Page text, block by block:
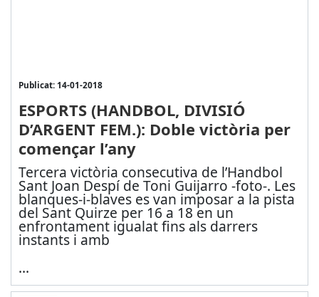
Publicat: 14-01-2018
ESPORTS (HANDBOL, DIVISIÓ
D’ARGENT FEM.): Doble victòria per
començar l’any
Tercera victòria consecutiva de l’Handbol
Sant Joan Despí de Toni Guijarro -foto-. Les
blanques-i-blaves es van imposar a la pista
del Sant Quirze per 16 a 18 en un
enfrontament igualat fins als darrers
instants i amb
...